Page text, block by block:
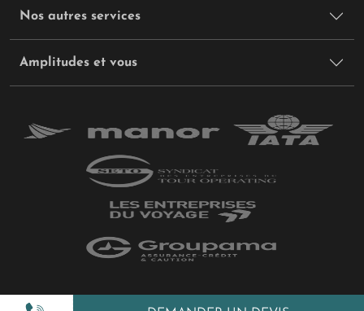
Nos autres services
Amplitudes et vous